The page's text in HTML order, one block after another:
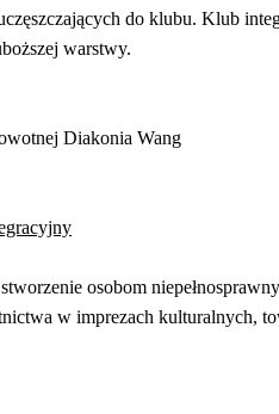
do klubu. Klub
warstwy.
Diakonia Wang
osobom
w imprezach kulturalnych,